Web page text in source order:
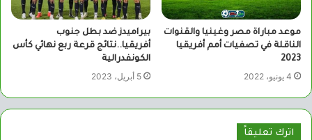
موعد مباراة مصر وغينيا والقنوات
الناقلة في تصفيات أمم أفريقيا
2023
4 يونيو، 2022
بيراميدز ضد بطل جنوب
أفريقيا..نتائج قرعة ربع نهائي كأس
الكونفدرالية
5 أبريل، 2023
اترك تعليقاً